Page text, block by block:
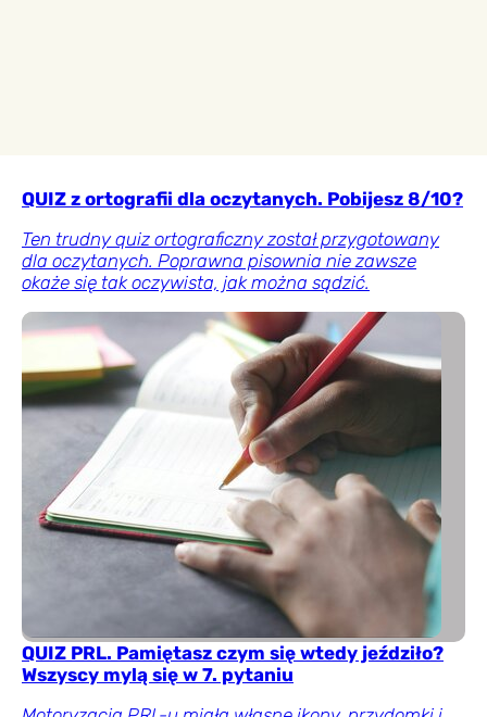
QUIZ z ortografii dla oczytanych. Pobijesz 8/10?
Ten trudny quiz ortograficzny został przygotowany
dla oczytanych. Poprawna pisownia nie zawsze
okaże się tak oczywista, jak można sądzić.
QUIZ PRL. Pamiętasz czym się wtedy jeździło?
Wszyscy mylą się w 7. pytaniu